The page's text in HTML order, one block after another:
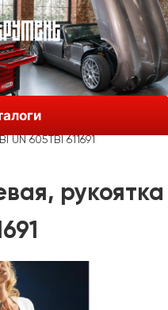
605TBI 611691
рукоятка